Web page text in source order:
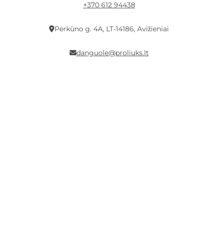
+370 612 94438
Perkūno g. 4A, LT-14186, Avižieniai
danguole@proliuks.lt